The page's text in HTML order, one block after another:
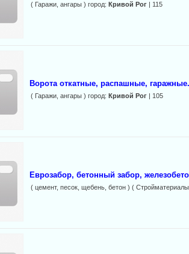
( Гаражи, ангары ) город: Кривой Рог| 115
Ворота откатные, распашные,
( Гаражи, ангары ) город: Кривой Рог| 105
Еврозабор, бетонный забор,
( цемент, песок, щебень, бетон ) (